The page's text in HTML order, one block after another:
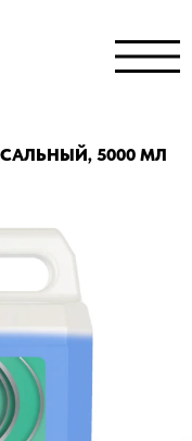
5000 МЛ